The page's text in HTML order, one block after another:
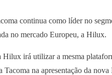
continua como líder no
no mercado Europeu, a Hilux.
irá utilizar a mesma
Tacoma na apresentação da